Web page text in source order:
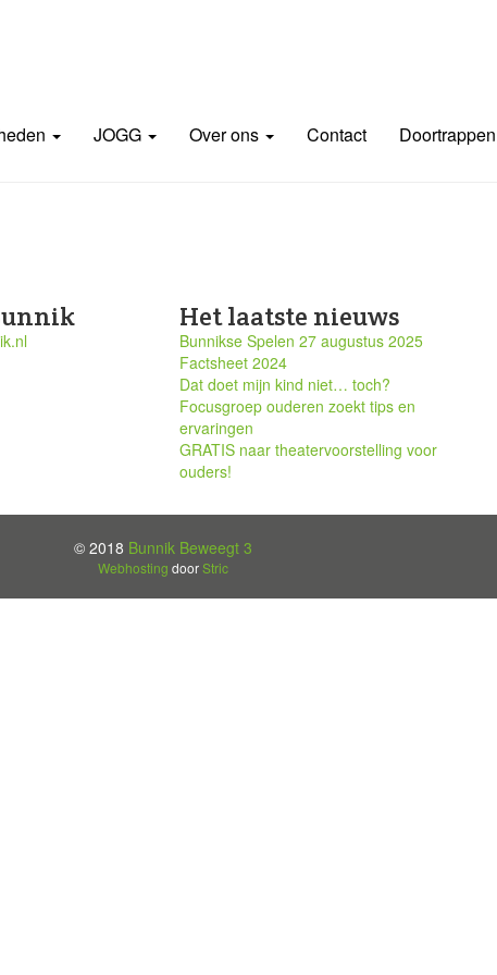
JOGG Over ons Contact Doortrappen
Het laatste nieuws
Bunnikse Spelen 27 augustus 2025
Factsheet 2024
Dat doet mijn kind niet… toch?
Focusgroep ouderen zoekt tips en
ervaringen
GRATIS naar theatervoorstelling voor
ouders!
© 2018 Bunnik Beweegt 3
Webhosting doorStric